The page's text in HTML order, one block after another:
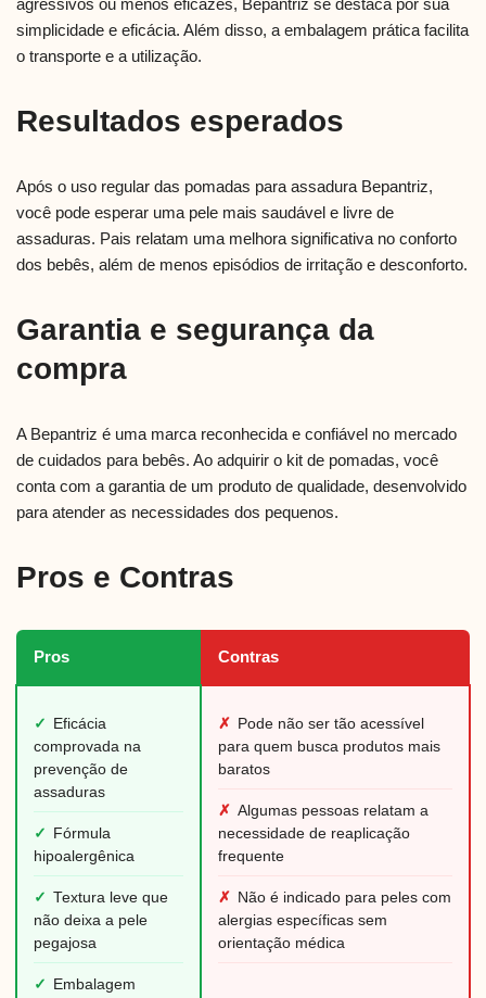
agressivos ou menos eficazes, Bepantriz se destaca por sua
simplicidade e eficácia. Além disso, a embalagem prática facilita
o transporte e a utilização.
Resultados esperados
Após o uso regular das pomadas para assadura Bepantriz,
você pode esperar uma pele mais saudável e livre de
assaduras. Pais relatam uma melhora significativa no conforto
dos bebês, além de menos episódios de irritação e desconforto.
Garantia e segurança da
compra
A Bepantriz é uma marca reconhecida e confiável no mercado
de cuidados para bebês. Ao adquirir o kit de pomadas, você
conta com a garantia de um produto de qualidade, desenvolvido
para atender as necessidades dos pequenos.
Pros e Contras
Pros Contras
✓
Eficácia
comprovada na
prevenção de
assaduras
✓
Fórmula
hipoalergênica
✓ Textura leve que
não deixa a pele
pegajosa
✓
Embalagem
✗ Pode não ser tão acessível
para quem busca produtos mais
baratos
✗ Algumas pessoas relatam a
necessidade de reaplicação
frequente
✗ Não é indicado para peles com
alergias específicas sem
orientação médica